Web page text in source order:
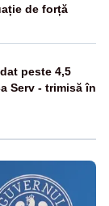
de forță
peste 4,5
Serv - trimisă în